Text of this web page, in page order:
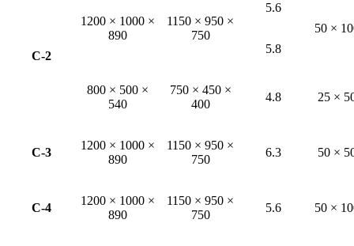
C-2
1200 × 1000 ×
890
1150 × 950 ×
750
5.6
50 ×
5.8
800 × 500 ×
540
750 × 450 ×
400
4.8 25 ×
C-3
1200 × 1000 ×
890
1150 × 950 ×
750
6.3 50 ×
C-4
1200 × 1000 ×
890
1150 × 950 ×
750
5.6 50 ×